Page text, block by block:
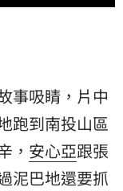
事吸睛，片中
跑到南投山區
， 安心亞跟張
泥巴地還要抓